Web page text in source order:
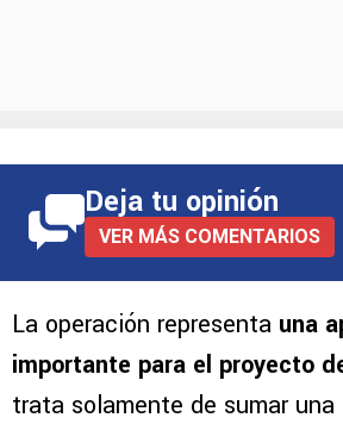
Deja tu opinión
VER MÁS COMENTARIOS
La operación representa una
importante para el proyecto
trata solamente de sumar una